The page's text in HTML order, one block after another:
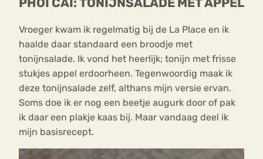
PHOI CAI: TONIJNSALADE MET APPEL
Vroeger kwam ik regelmatig bij de La Place en ik
haalde daar standaard een broodje met
tonijnsalade. Ik vond het heerlijk; tonijn met frisse
stukjes appel erdoorheen. Tegenwoordig maak ik
deze tonijnsalade zelf, althans mijn versie ervan.
Soms doe ik er nog een beetje augurk door of pak
ik daar een plakje kaas bij. Maar vandaag deel ik
mijn basisrecept.